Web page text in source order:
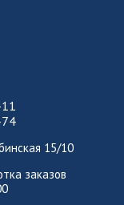
15/10
заказов